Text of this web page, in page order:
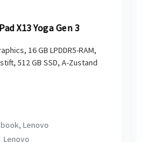
X13 Yoga Gen 3
16 GB LPDDR5-RAM,
512 GB SSD, A-Zustand
Lenovo
Lenovo